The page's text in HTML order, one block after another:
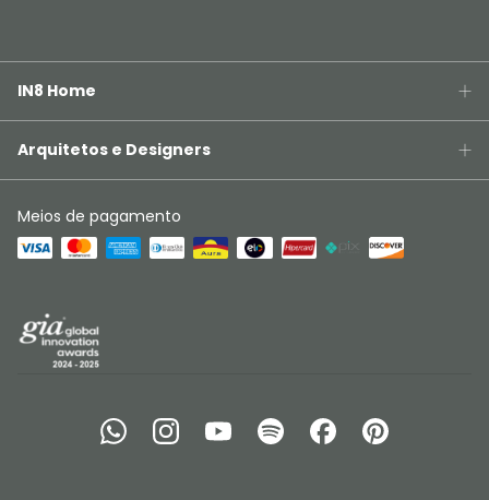
IN8 Home
Arquitetos e Designers
Meios de pagamento